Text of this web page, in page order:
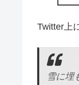
Twitter上
雪に埋